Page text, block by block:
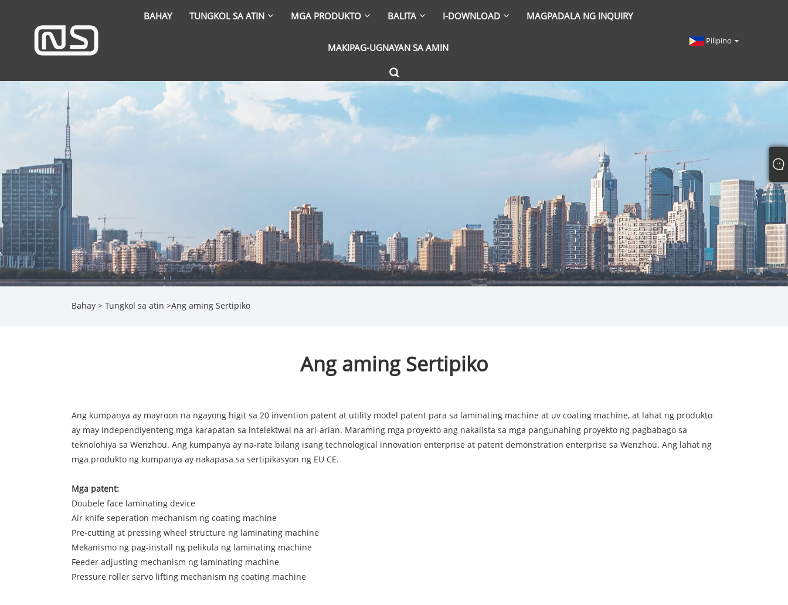
BAHAY TUNGKOL SA ATIN MGA PRODUKTO BALITA I-DOWNLOAD MAGPADALA NG INQUIRY
MAKIPAG-UGNAYAN SA AMIN
Pilipino
Bahay > Tungkol sa atin >Ang aming Sertipiko
Ang aming Sertipiko
Ang kumpanya ay mayroon na ngayong higit sa 20 invention patent at utility model patent para sa laminating machine at uv coating machine, at lahat ng produkto
ay may independiyenteng mga karapatan sa intelektwal na ari-arian. Maraming mga proyekto ang nakalista sa mga pangunahing proyekto ng pagbabago sa
teknolohiya sa Wenzhou. Ang kumpanya ay na-rate bilang isang technological innovation enterprise at patent demonstration enterprise sa Wenzhou. Ang lahat ng
mga produkto ng kumpanya ay nakapasa sa sertipikasyon ng EU CE.
Mga patent:
Doubele face laminating device
Air knife seperation mechanism ng coating machine
Pre-cutting at pressing wheel structure ng laminating machine
Mekanismo ng pag-install ng pelikula ng laminating machine
Feeder adjusting mechanism ng laminating machine
Pressure roller servo lifting mechanism ng coating machine